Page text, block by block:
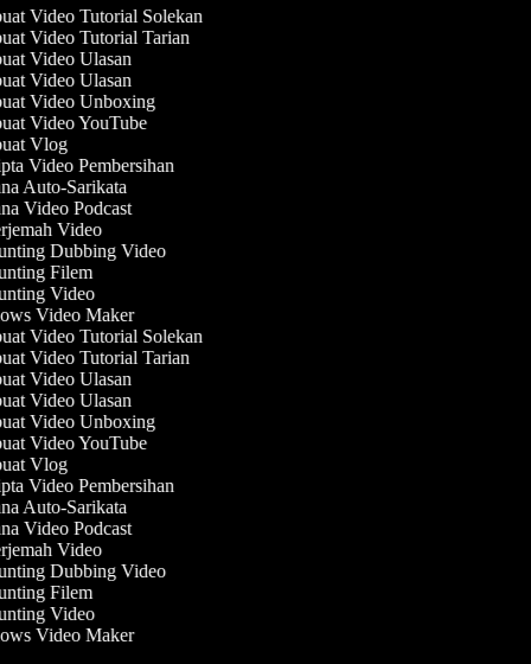
Video Tutorial Solekan
Video Tutorial Tarian
Video Ulasan
Video Ulasan
Video Unboxing
Video YouTube
Vlog
Video Pembersihan
Auto-Sarikata
Video Podcast
Video
Dubbing Video
Filem
Video
Video Maker
Video Tutorial Solekan
Video Tutorial Tarian
Video Ulasan
Video Ulasan
Video Unboxing
Video YouTube
Vlog
Video Pembersihan
Auto-Sarikata
Video Podcast
Video
Dubbing Video
Filem
Video
Video Maker